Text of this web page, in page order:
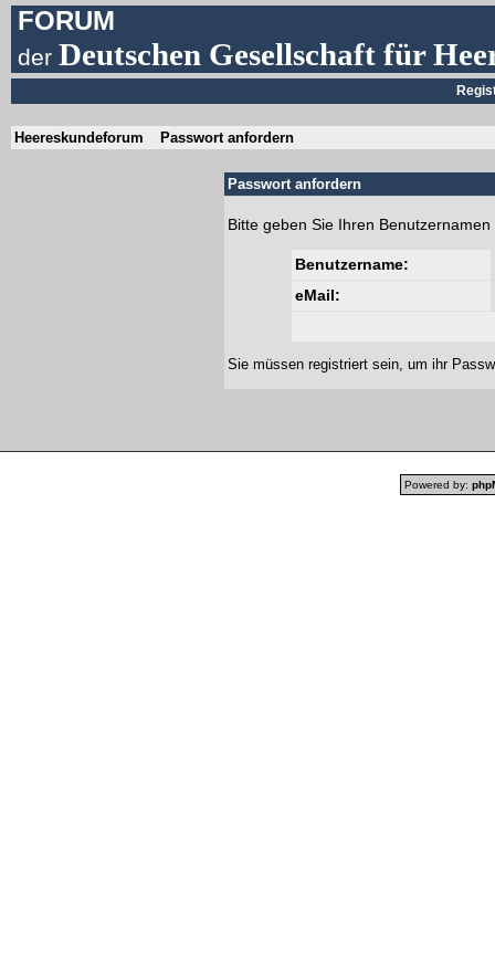
FORUM
derDeutschen Gesellschaft für
Heereskundeforum Passwort anfordern
Passwort anfordern
Bitte geben Sie Ihren
Benutzername:
eMail:
Sie müssenregistriert sein, um ihr
Powered by: